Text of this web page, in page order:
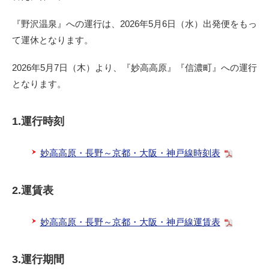
『野沢温泉』への運行は、2026年5月6日（水）出発便をもっ
て運休となります。
2026年5月7日（木）より、『妙高高原』『信濃町』への運行
となります。
1.運行時刻
妙高高原・長野～京都・大阪・神戸線時刻表
2.運賃表
妙高高原・長野～京都・大阪・神戸線運賃表
3.運行期間